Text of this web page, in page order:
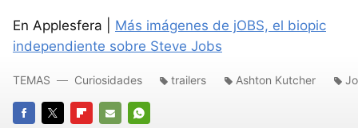
En Applesfera | Más imágenes de jOBS, el biopic
independiente sobre Steve Jobs
TEMAS Curiosidades trailers Ashton Kutcher